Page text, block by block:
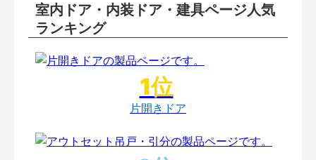
室内ドア・内装ドア・建具ページ人気
ランキング
片開きドア